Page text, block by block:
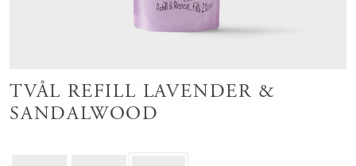
TVÅL REFILL LAVENDER &
SANDALWOOD